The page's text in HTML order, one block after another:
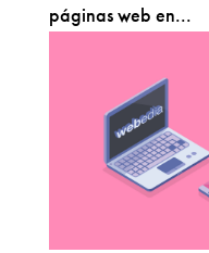
páginas web en...